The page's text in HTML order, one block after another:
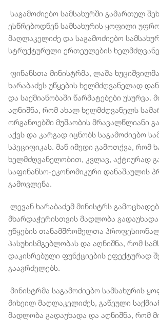
საგამოძიებო სამსახურში გამართულ
ესწრებოდნენ სამსახურის ყოფილი
მაღლაკელიძე და საგამოძიებო
სტრუქტურული ერთეულების
ფინანსთა მინისტრმა, ლაშა
ხარაბაძეს უწყების ხელმძღვანელად
და საქმიანობაში წარმატებები უსურვა.
აღნიშნა, რომ ახალ ხელმძღვანელს
ორგანოებში მუშაობის მრავალწლიანი
აქვს და კარგად იცნობს საგამოძიებო
სპეციფიკას. მან იმედი გამოთქვა, რომ
ხელმძღვანელობით, კვლავ, აქტიურად
საფინანსო-ეკონომიკური დანაშაულის
გამოვლენა.
ლევან ხარაბაძემ მინისტრს
მხარდაჭერისთვის მადლობა გადაუხადა.
უწყების თანამშრომელთა
პასუხისმგებლობას და აღნიშნა, რომ
დაკისრებული ფუნქციების ეფექტურად
გააგრძელებს.
მინისტრმა საგამოძიებო სამსახურის
მიხეილ მაღლაკელიძეს, გაწეული
მადლობა გადაუხადა და აღნიშნა, რომ